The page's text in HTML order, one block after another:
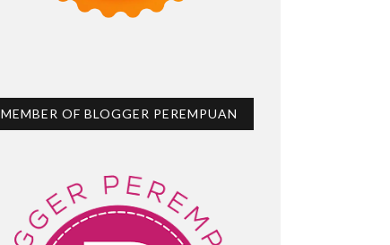
MEMBER OF BLOGGER PEREMPUAN